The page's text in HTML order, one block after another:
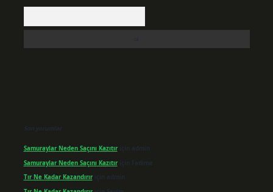
Son yorumlar
Samuraylar Neden Saçını Kazıtıriçin admin
Samuraylar Neden Saçını Kazıtıriçin Fadime
Tır Ne Kadar Kazandırıriçin admin